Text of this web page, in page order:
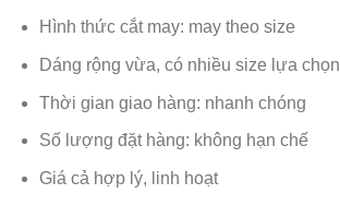
Hình thức cắt may: may theo size
Dáng rộng vừa, có nhiều size lựa chọn
Thời gian giao hàng: nhanh chóng
Số lượng đặt hàng: không hạn chế
Giá cả hợp lý, linh hoạt